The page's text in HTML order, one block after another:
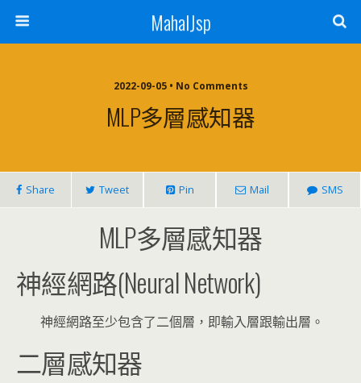
MahalJsp
2022-09-05 • No Comments
MLP多層感知器
Share Tweet Pin Mail SMS
MLP多層感知器
神經網路(Neural Network)
神經網路至少包含了二個層，即輸入層跟輸出層。
二層感知器